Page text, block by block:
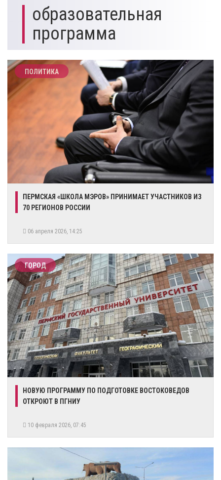
образовательная
программа
ПОЛИТИКА
ПЕРМСКАЯ «ШКОЛА МЭРОВ» ПРИНИМАЕТ УЧАСТНИКОВ ИЗ
70 РЕГИОНОВ РОССИИ
06 апреля 2026, 14:25
ГОРОД
НОВУЮ ПРОГРАММУ ПО ПОДГОТОВКЕ ВОСТОКОВЕДОВ
ОТКРОЮТ В ПГНИУ
10 февраля 2026, 07:45